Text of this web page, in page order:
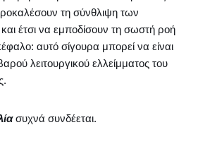
τη σύνθλιψη των
έτσι να εμποδίσουν τη σωστή ροή
αυτό σίγουρα μπορεί να είναι
λειτουργικού ελλείμματος του
συχνά συνδέεται.